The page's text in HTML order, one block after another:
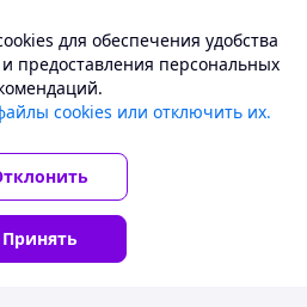
"Проект Дилбай", 2008-2026
Корзина
Беларуси
условия доставки в ваш
регион.
Понятно
для обеспечения удобства
предоставления персональных
cookies или отключить их.
Принять